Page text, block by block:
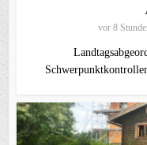
vor 8